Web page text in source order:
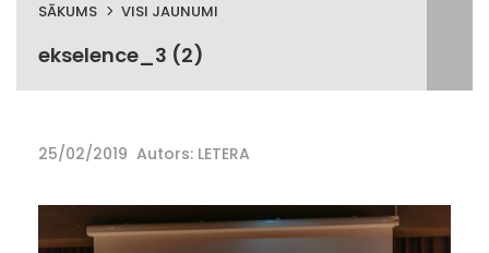
SĀKUMS VISI JAUNUMI
ekselence_3 (2)
25/02/2019 Autors: LETERA